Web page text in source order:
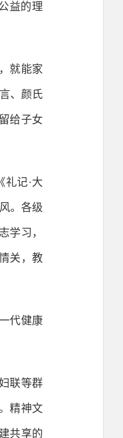
益的理
就能家
、颜氏
给子女
记·大
。各级
学习，
关，教
代健康
联等群
精神文
共享的